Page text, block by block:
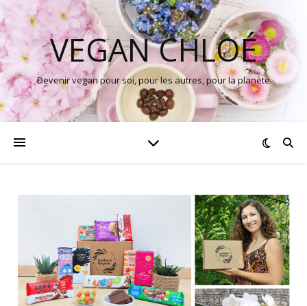
VEGAN CHLOÉ
Devenir vegan pour soi, pour les autres, pour la planète